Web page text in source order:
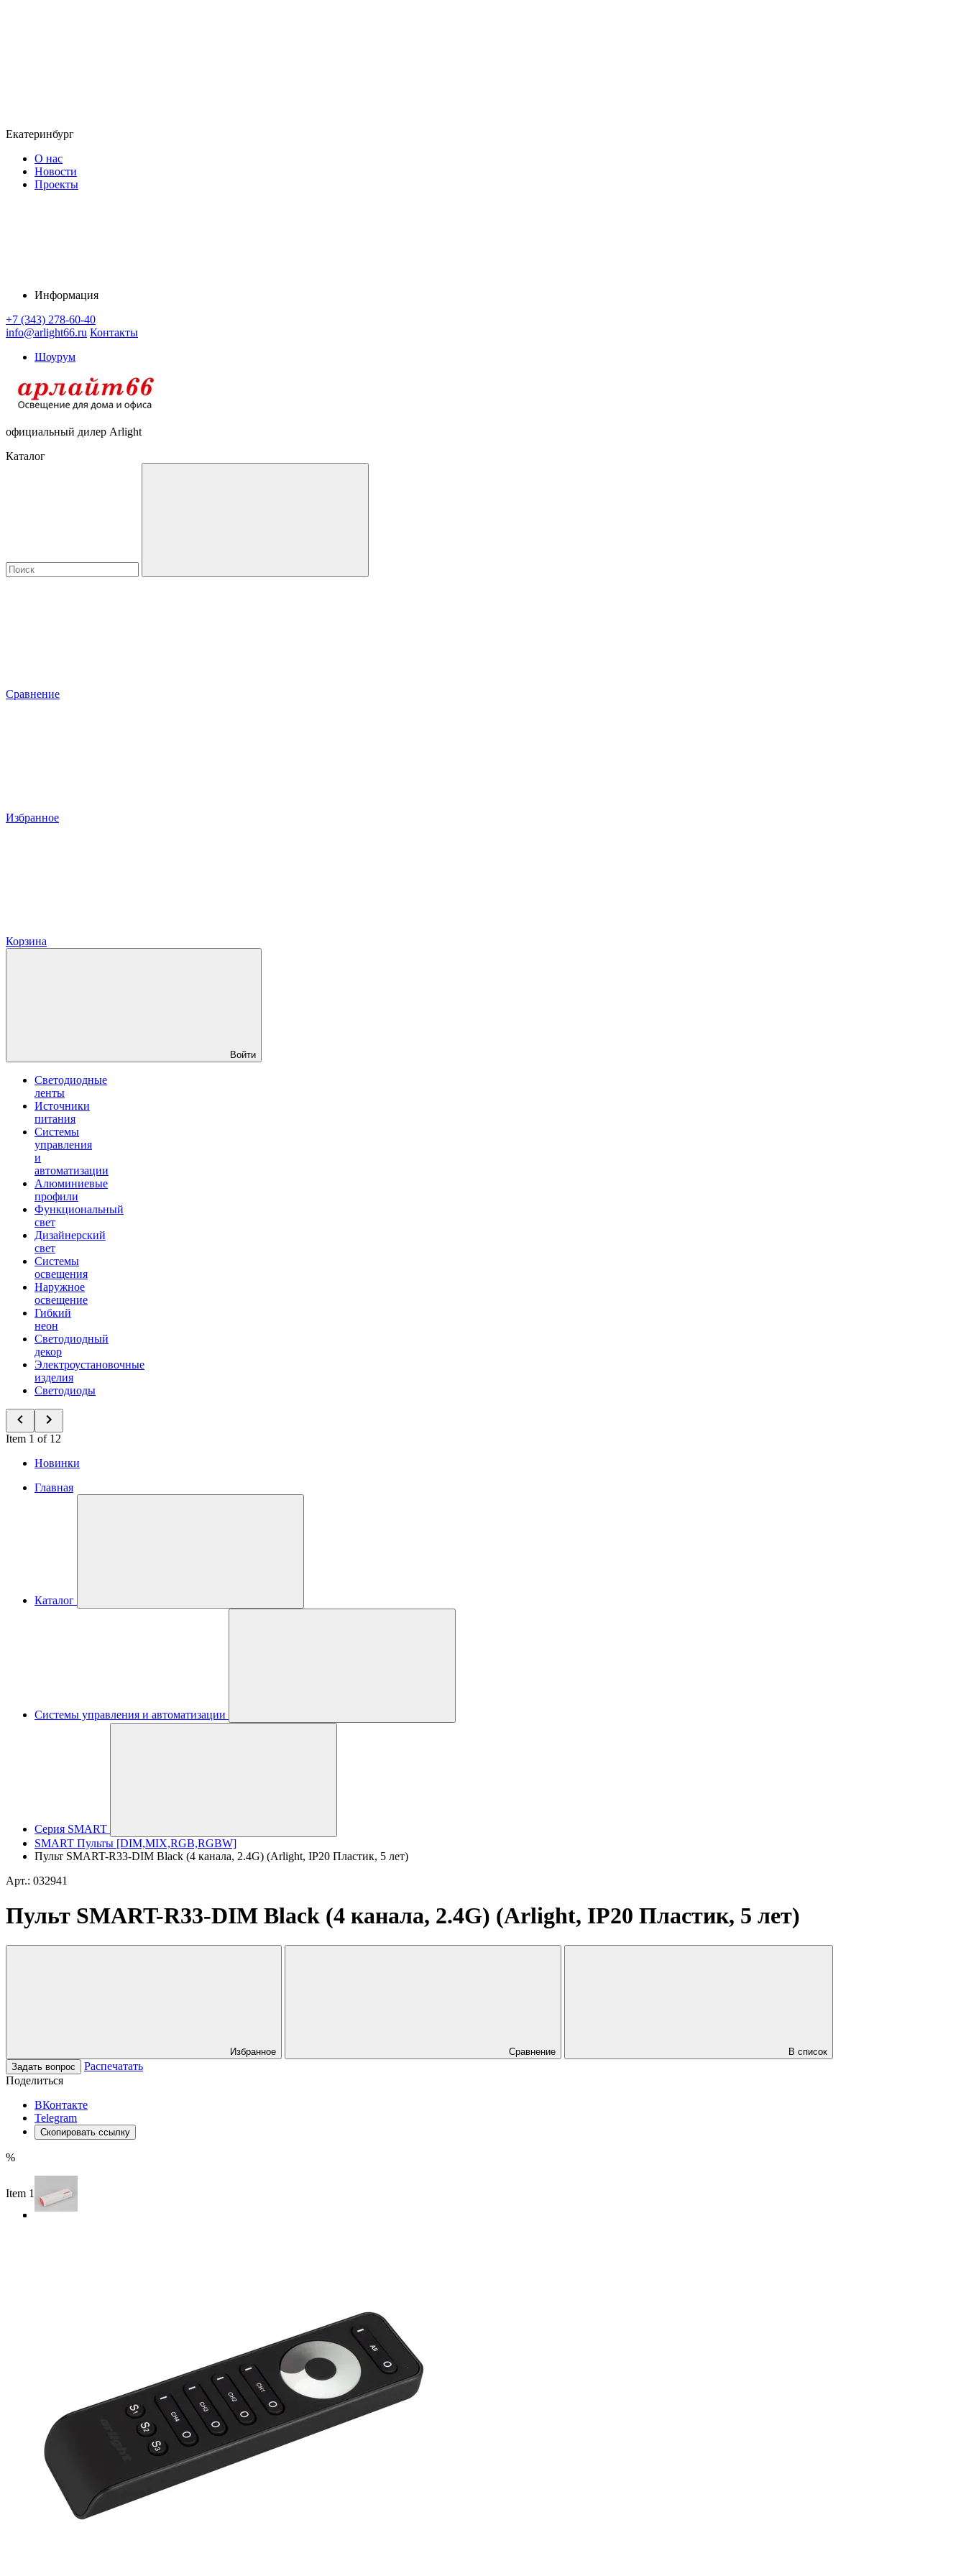
Екатеринбург
О нас
Новости
Проекты
Информация
+7 (343) 278-60-40
info@arlight66.ru Контакты
Шоурум
официальный дилер Arlight
Каталог
Сравнение
Избранное
Корзина
Войти
Светодиодные
ленты
Источники
питания
Системы
управления
и
автоматизации
Алюминиевые
профили
Функциональный
свет
Дизайнерский
свет
Системы
освещения
Наружное
освещение
Гибкий
неон
Светодиодный
декор
Электроустановочные
изделия
Светодиоды
Item 1 of 12
Новинки
Главная
Каталог
Системы управления и автоматизации
Серия SMART
SMART Пульты [DIM,MIX,RGB,RGBW]
Пульт SMART-R33-DIM Black (4 канала, 2.4G) (Arlight, IP20 Пластик, 5 лет)
Арт.: 032941
Пульт SMART-R33-DIM Black (4 канала, 2.4G) (Arlight, IP20 Пластик, 5 лет)
Избранное Сравнение
В список
Задать вопрос
Распечатать
Поделиться
ВКонтакте
Telegram
Скопировать ссылку
%
Item 1 of 3